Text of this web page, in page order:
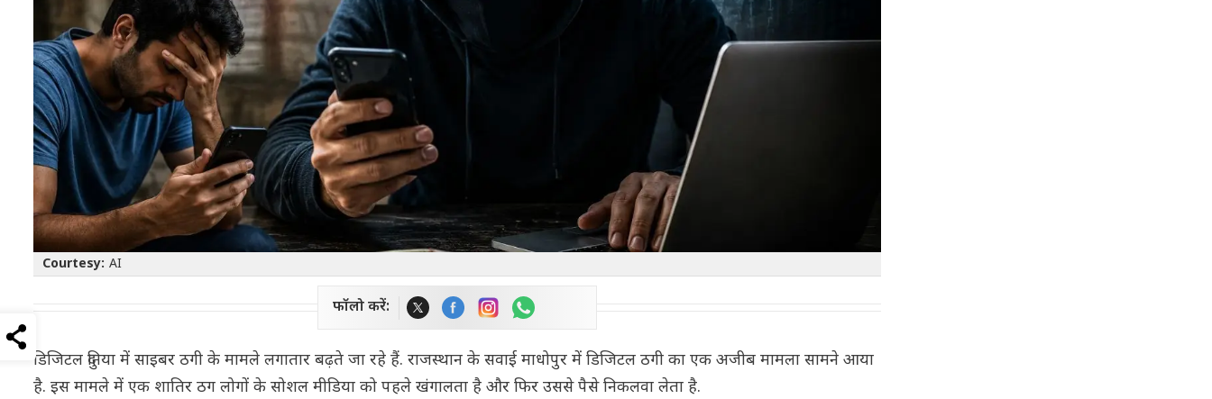
Courtesy: AI
फॉलो करें:
डिजिटल दुनिया में साइबर ठगी के मामले लगातार बढ़ते जा रहे हैं. राजस्थान के सवाई माधोपुर में डिजिटल ठगी का एक अजीब मामला सामने आया
है. इस मामले में एक शातिर ठग लोगों के सोशल मीडिया को पहले खंगालता है और फिर उससे पैसे निकलवा लेता है.